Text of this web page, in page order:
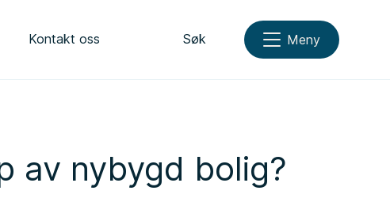
Kontakt oss Søk Meny
av nybygd bolig?